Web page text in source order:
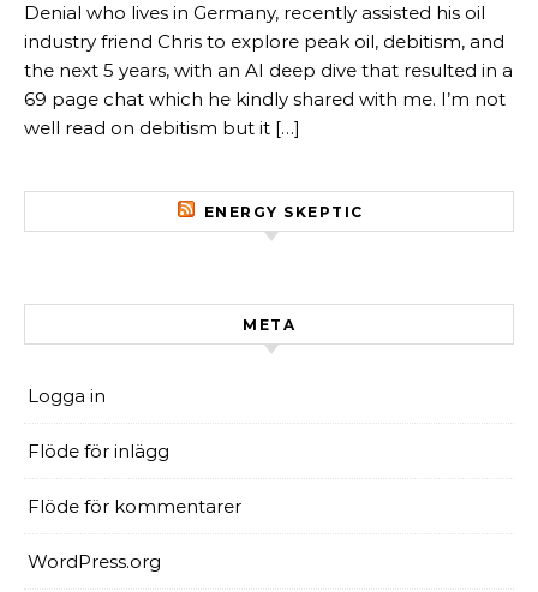
Denial who lives in Germany, recently assisted his oil
industry friend Chris to explore peak oil, debitism, and
the next 5 years, with an AI deep dive that resulted in a
69 page chat which he kindly shared with me. I’m not
well read on debitism but it […]
ENERGY SKEPTIC
META
Logga in
Flöde för inlägg
Flöde för kommentarer
WordPress.org